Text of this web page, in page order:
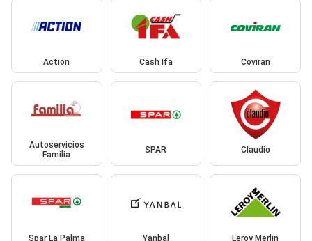
Action Cash Ifa Coviran
Autoservicios
Familia
SPAR Claudio
Spar La Palma Yanbal Leroy Merlin